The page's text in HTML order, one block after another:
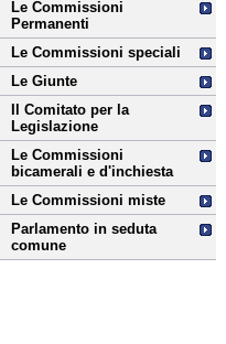
Le Commissioni
Permanenti
Le Commissioni speciali
Le Giunte
Il Comitato per la
Legislazione
Le Commissioni
bicamerali e d'inchiesta
Le Commissioni miste
Parlamento in seduta
comune